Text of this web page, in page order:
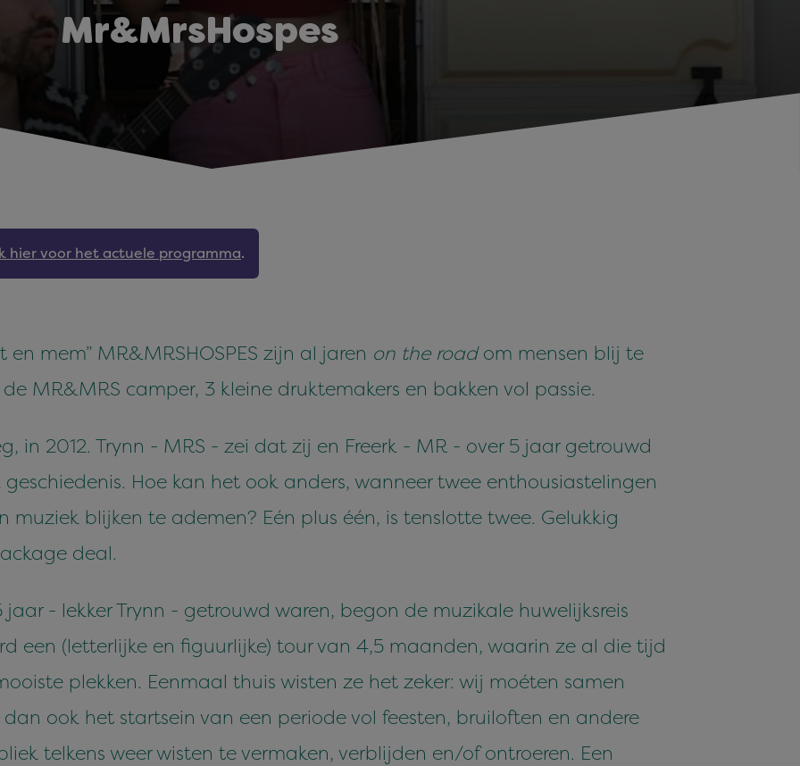
Mr&MrsHospes
hier voor het actuele programma.
mem” MR&MRSHOSPES zijn al jaren on the roadom mensen blij te
MR&MRS camper, 3 kleine druktemakers en bakken vol passie.
in 2012. Trynn - MRS - zei dat zij en Freerk - MR - over 5 jaar getrouwd
Hoe kan het ook anders, wanneer twee enthousiastelingen
blijken te ademen? Eén plus één, is tenslotte twee. Gelukkig
deal.
- lekker Trynn - getrouwd waren, begon de muzikale huwelijksreis
een (letterlijke en figuurlijke) tour van 4,5 maanden, waarin ze al die tijd
plekken. Eenmaal thuis wisten ze het zeker: wij moéten samen
ook het startsein van een periode vol feesten, bruiloften en andere
telkens weer wisten te vermaken, verblijden en/of ontroeren. Een